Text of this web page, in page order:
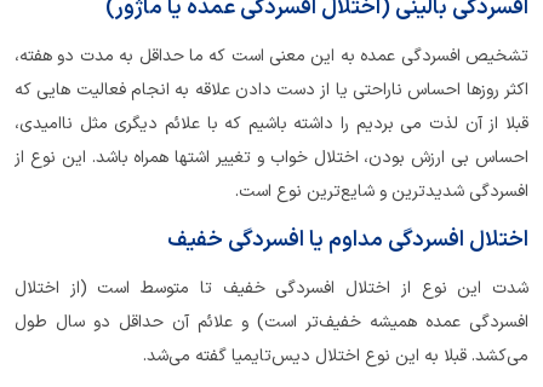
افسردگی بالینی (اختلال افسردگی عمده یا ماژور)
تشخیص افسردگی عمده به این معنی است که ما حداقل به مدت دو هفته،
اکثر روزها احساس ناراحتی یا از دست دادن علاقه به انجام فعالیت هایی که
قبلا از آن لذت می بردیم را داشته باشیم که با علائم دیگری مثل ناامیدی،
احساس بی ارزش بودن، اختلال خواب و تغییر اشتها همراه باشد. این نوع از
افسردگی شدیدترین و شایع‌ترین نوع است.
اختلال افسردگی مداوم یا افسردگی خفیف
شدت این نوع از اختلال افسردگی خفیف تا متوسط است (از اختلال
افسردگی عمده همیشه خفیف‌تر است) و علائم آن حداقل دو سال طول
می‌کشد. قبلا به این نوع اختلال دیس‌تایمیا گفته می‌شد.